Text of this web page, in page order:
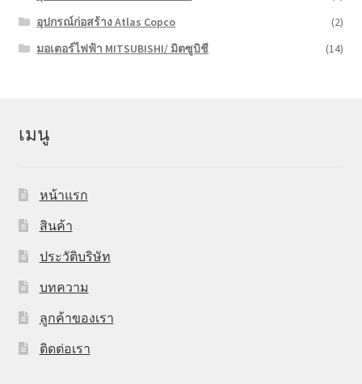
อุปกรณ์ก่อสร้าง Atlas Copco
(2)
มอเตอร์ไฟฟ้า MITSUBISHI/ มิตซูบิชี
(14)
เมนู
หน้าแรก
สินค้า
ประวัติบริษัท
บทความ
ลูกค้าของเรา
ติดต่อเรา